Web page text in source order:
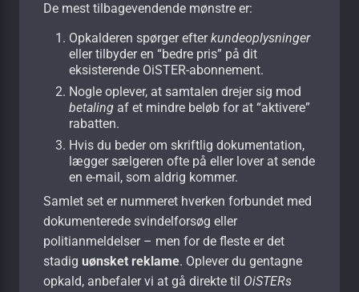
De mest tilbagevendende mønstre er:
Opkalderen spørger efterkundeoplysninger
eller tilbyder en “bedre pris” på dit
eksisterende OiSTER-abonnement.
Nogle oplever, at samtalen drejer sig mod
betaling af et mindre beløb for at “aktivere”
rabatten.
Hvis du beder om skriftlig dokumentation,
lægger sælgeren ofte på eller lover at sende
en e-mail, som aldrig kommer.
Samlet set er nummeret hverken forbundet med
dokumenterede svindelforsøg eller
politianmeldelser – men for de fleste er det
stadig uønsket reklame. Oplever du gentagne
opkald, anbefaler vi at gå direkte til OiSTERs